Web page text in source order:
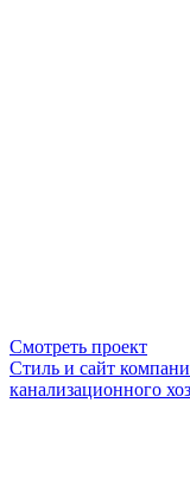
Смотреть проект
Стиль и сайт
канализационного